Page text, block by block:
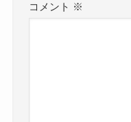
コメント ※